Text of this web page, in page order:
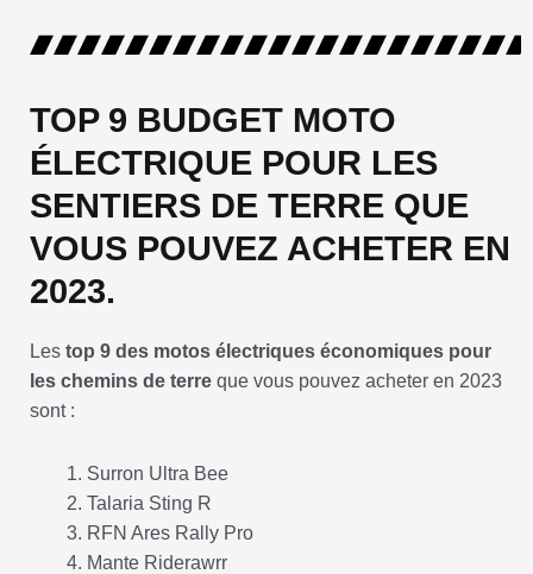
TOP 9 BUDGET MOTO
ÉLECTRIQUE POUR LES
SENTIERS DE TERRE QUE
VOUS POUVEZ ACHETER EN
2023.
Les top 9 des motos électriques économiques pour
les chemins de terre que vous pouvez acheter en 2023
sont :
Surron Ultra Bee
Talaria Sting R
RFN Ares Rally Pro
Mante Riderawrr